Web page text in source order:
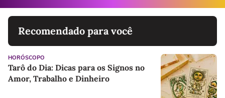
Recomendado para você
HORÓSCOPO
Tarô do Dia: Dicas para os Signos no
Amor, Trabalho e Dinheiro